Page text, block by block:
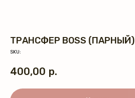
ТРАНСФЕР BOSS (ПАРНЫЙ)
SKU:
400,00 р.